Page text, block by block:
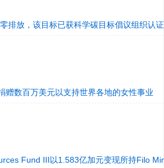
排放，该目标已获科学碳目标倡议组织认证
赠数百万美元以支持世界各地的女性事业
Fund III以1.583亿加元变现所持Filo